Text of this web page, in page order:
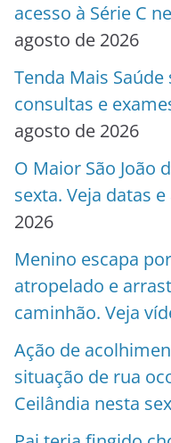
acesso à Série C
agosto de 2026
Tenda Mais
consultas e
agosto de 2026
O Maior São João
sexta. Veja datas
2026
Menino escapa
atropelado e
caminhão. Veja
Ação de
situação de rua
Ceilândia nesta